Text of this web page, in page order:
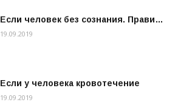
Если человек без сознания. Прави…
19.09.2019
Если у человека кровотечение
19.09.2019